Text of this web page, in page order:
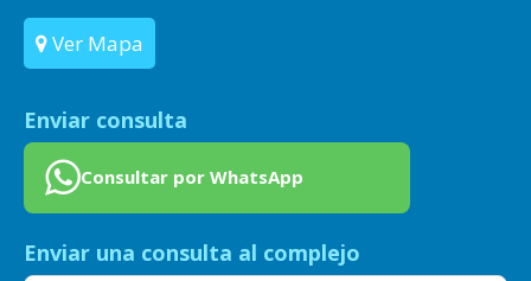
Ver Mapa
Enviar consulta
Consultar por WhatsApp
Enviar una consulta al complejo